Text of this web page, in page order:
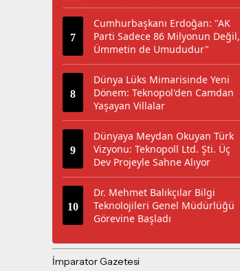
Cumhurbaşkanı Erdoğan: "AK
Parti Sadece 86 Milyonun Değil,
Ümmetin de Umududur"
Dünya Lüks Mimarisinde Yeni
Dönem: Teknopol'den Camdan
Yaşayan Villalar
Dünyaya Meydan Okuyan Türk
Vizyonu: Teknopoll Ltd. Şti. Üç
Dev Projeyle Sahne Alıyor
Dr. Mehmet Balıkçılar Bilgi
Teknolojileri Genel Müdürlüğü
Görevine Başladı
İmparator Gazetesi